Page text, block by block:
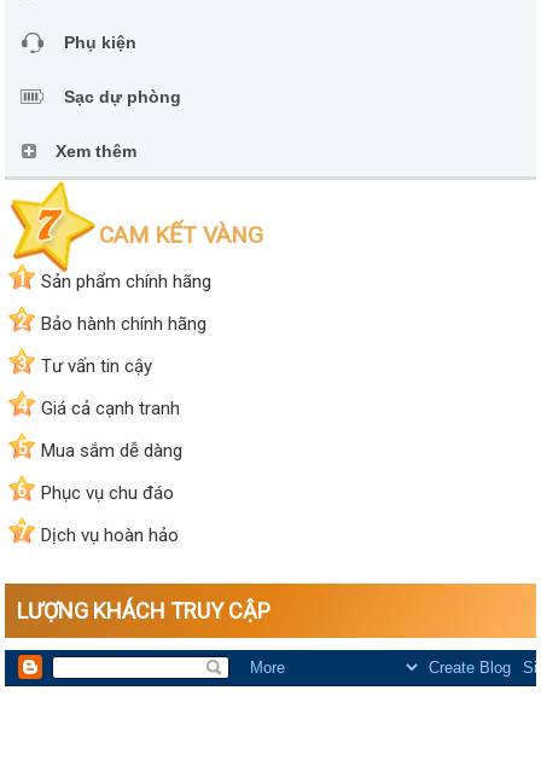
Phụ kiện
Sạc dự phòng
Xem thêm
CAM KẾT VÀNG
1
Sản phẩm chính hãng
2
Bảo hành chính hãng
3
Tư vấn tin cậy
4
Giá cả cạnh tranh
5
Mua sắm dễ dàng
6
Phục vụ chu đáo
7
Dịch vụ hoàn hảo
LƯỢNG KHÁCH TRUY CẬP